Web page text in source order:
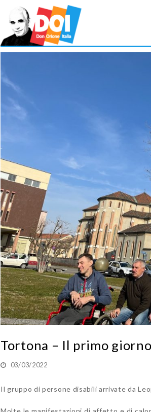
Tortona – Il primo
03/03/2022
Il gruppo di persone disabili arrivate da